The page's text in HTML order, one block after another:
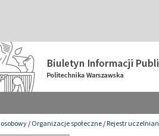
/Organizacje społeczne/Rejestr